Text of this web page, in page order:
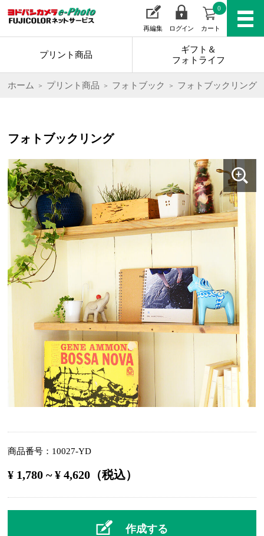
再編集 ログイン カート
0
プリント商品
ギフト＆
フォトライフ
ホーム プリント商品 フォトブック フォトブックリング
フォトブックリング
商品番号 10027-YD
¥ 1,780 ~ ¥ 4,620（税込）
作成する